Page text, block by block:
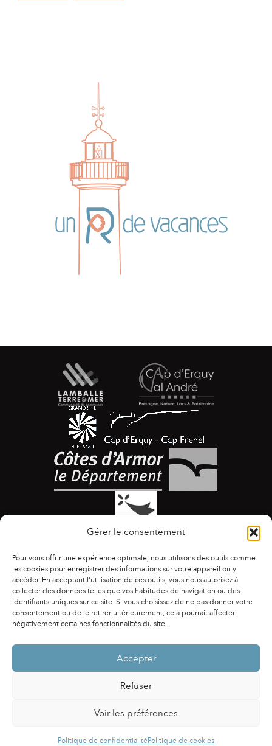
Gérer le consentement
Pour vous offrir une expérience optimale, nous utilisons des outils comme
les cookies pour enregistrer des informations sur votre appareil ou y
accéder. En acceptant l'utilisation de ces outils, vous nous autorisez à
collecter des données telles que vos habitudes de navigation ou des
identifiants uniques sur ce site. Si vous choisissez de ne pas donner votre
consentement ou de le retirer ultérieurement, cela pourrait affecter
négativement certaines fonctionnalités du site.
Accepter
Refuser
Voir les préférences
Politique de confidentialitéPolitique de cookies
ACCESSIBILITÉ | AGENDA | ASSOCIATIONS
|
CONTACTS
PUBLICATIONS ESPACE PRESSE